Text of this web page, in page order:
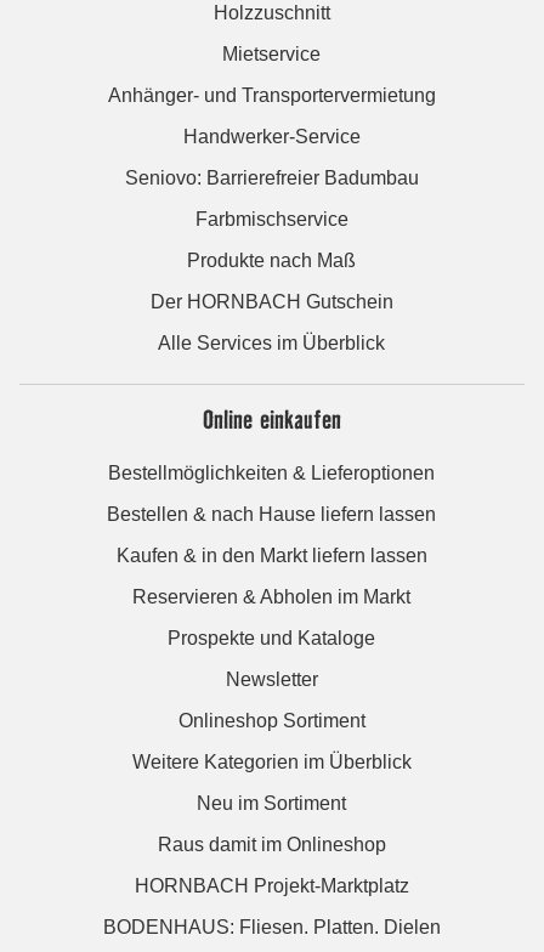
Holzzuschnitt
Mietservice
Anhänger- und Transportervermietung
Handwerker-Service
Seniovo: Barrierefreier Badumbau
Farbmischservice
Produkte nach Maß
Der HORNBACH Gutschein
Alle Services im Überblick
Online einkaufen
Bestellmöglichkeiten & Lieferoptionen
Bestellen & nach Hause liefern lassen
Kaufen & in den Markt liefern lassen
Reservieren & Abholen im Markt
Prospekte und Kataloge
Newsletter
Onlineshop Sortiment
Weitere Kategorien im Überblick
Neu im Sortiment
Raus damit im Onlineshop
HORNBACH Projekt-Marktplatz
BODENHAUS: Fliesen. Platten. Dielen